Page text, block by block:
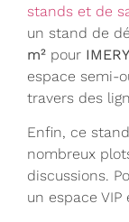
stands et de
un stand de
m² pour
espace semi-
travers des
Enfin, ce
nombreux
discussions.
un espace VIP